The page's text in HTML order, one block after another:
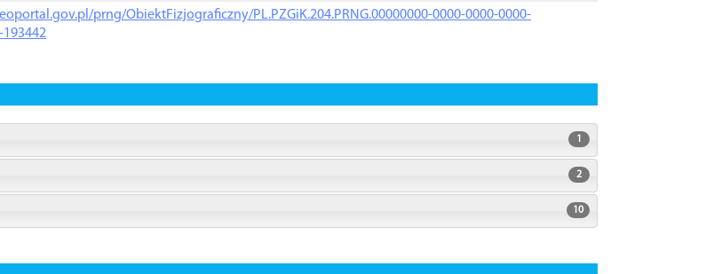
prng/ObiektFizjograficzny/PL.PZGiK.204.PRNG.00000000-0000-0000-0000-
193442
1
2
10